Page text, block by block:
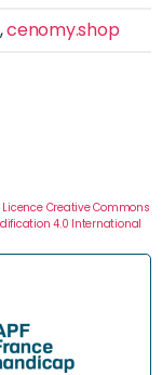
cenomy.shop
Licence Creative Commons
4.0 International